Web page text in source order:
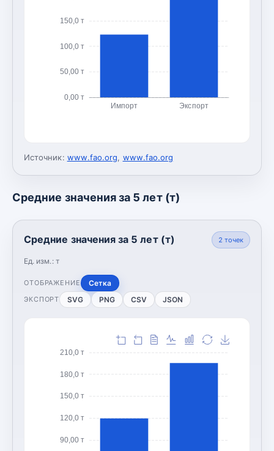
0,00 т
50,00 т
100,0 т
150,0 т
Импорт Экспорт
Источник: www.fao.org, www.fao.org
Средние значения за 5 лет (т)
Средние значения за 5 лет (т)
Ед. изм.: т
2 точек
ОТОБРАЖЕНИЕ Сетка
ЭКСПОРТ SVG PNG CSV JSON
90,00 т
120,0 т
150,0 т
180,0 т
210,0 т